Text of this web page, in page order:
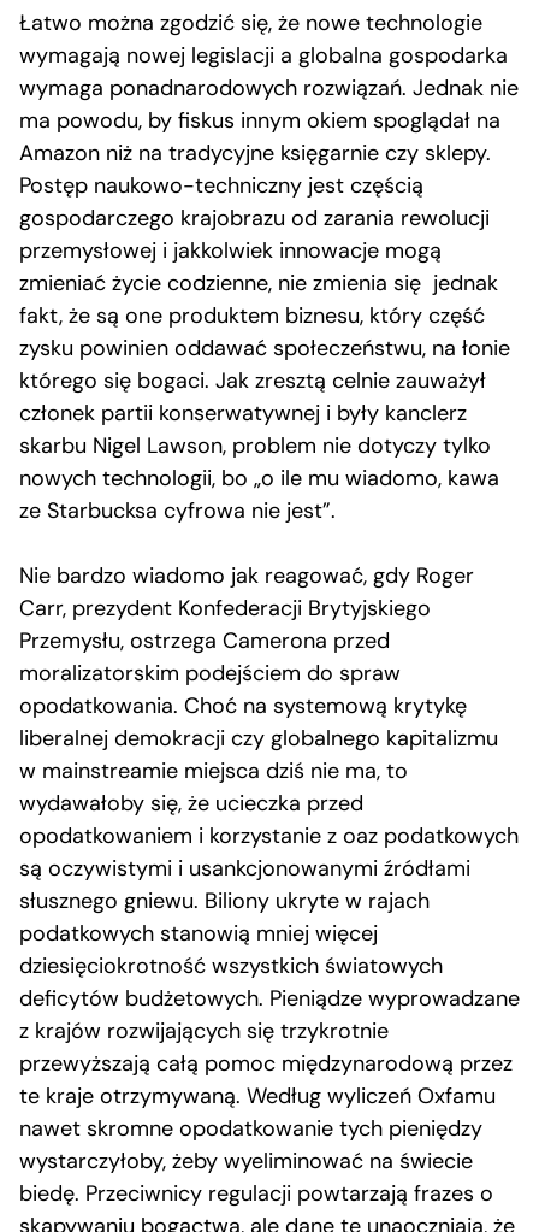
Łatwo można zgodzić się, że nowe technologie
wymagają nowej legislacji a globalna gospodarka
wymaga ponadnarodowych rozwiązań. Jednak nie
ma powodu, by fiskus innym okiem spoglądał na
Amazon niż na tradycyjne księgarnie czy sklepy.
Postęp naukowo-techniczny jest częścią
gospodarczego krajobrazu od zarania rewolucji
przemysłowej i jakkolwiek innowacje mogą
zmieniać życie codzienne, nie zmienia się jednak
fakt, że są one produktem biznesu, który część
zysku powinien oddawać społeczeństwu, na łonie
którego się bogaci. Jak zresztą celnie zauważył
członek partii konserwatywnej i były kanclerz
skarbu Nigel Lawson, problem nie dotyczy tylko
nowych technologii, bo „o ile mu wiadomo, kawa
ze Starbucksa cyfrowa nie jest”.
Nie bardzo wiadomo jak reagować, gdy Roger
Carr, prezydent Konfederacji Brytyjskiego
Przemysłu, ostrzega Camerona przed
moralizatorskim podejściem do spraw
opodatkowania. Choć na systemową krytykę
liberalnej demokracji czy globalnego kapitalizmu
w mainstreamie miejsca dziś nie ma, to
wydawałoby się, że ucieczka przed
opodatkowaniem i korzystanie z oaz podatkowych
są oczywistymi i usankcjonowanymi źródłami
słusznego gniewu. Biliony ukryte w rajach
podatkowych stanowią mniej więcej
dziesięciokrotność wszystkich światowych
deficytów budżetowych. Pieniądze wyprowadzane
z krajów rozwijających się trzykrotnie
przewyższają całą pomoc międzynarodową przez
te kraje otrzymywaną. Według wyliczeń Oxfamu
nawet skromne opodatkowanie tych pieniędzy
wystarczyłoby, żeby wyeliminować na świecie
biedę. Przeciwnicy regulacji powtarzają frazes o